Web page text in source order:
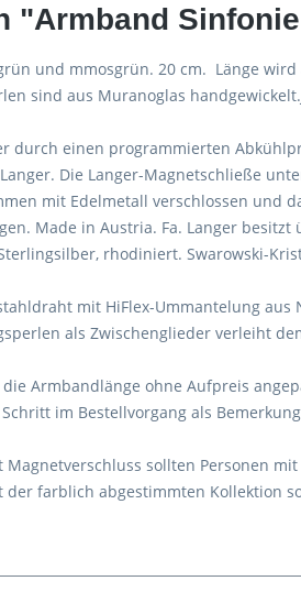
"Armband
und mmosgrün. 20 cm. Länge
sind aus Muranoglas
durch einen programmierten
Die Langer-Magnetschließe
mit Edelmetall verschlossen und
Made in Austria. Fa. Langer
rhodiniert. Swarowski-
mit HiFlex-Ummantelung
als Zwischenglieder verleiht
Armbandlänge ohne Aufpreis
im Bestellvorgang als
Magnetverschluss sollten Personen
farblich abgestimmten Kollektion